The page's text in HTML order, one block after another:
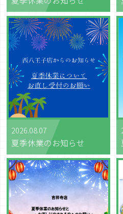
2026.08.07
夏季休業のお知らせ